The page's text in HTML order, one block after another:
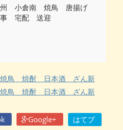
州 小倉南 焼鳥 唐揚げ
事 宅配 送迎
鳥 焼酎 日本酒 ざん新
鳥 焼酎 日本酒 ざん新
Google+ はてブ